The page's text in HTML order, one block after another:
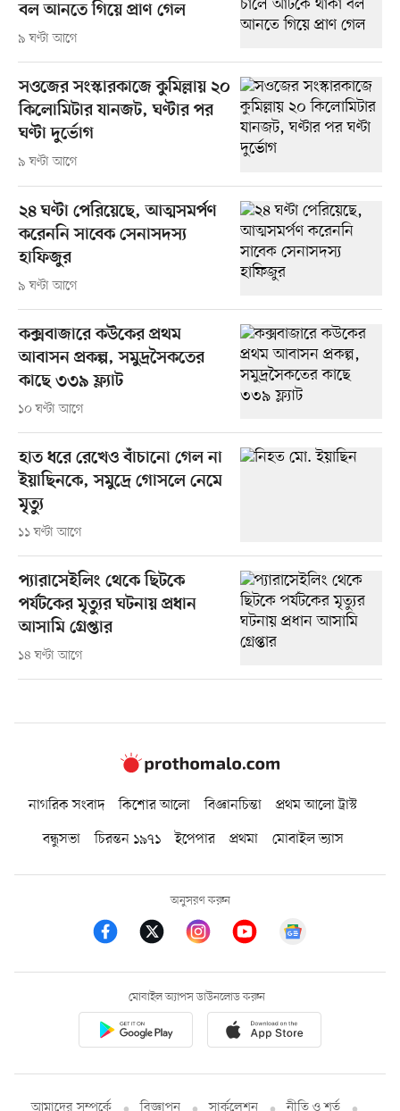
বল আনতে গিয়ে প্রাণ গেল
৯ ঘণ্টা আগে
সওজের সংস্কারকাজে কুমিল্লায় ২০
কিলোমিটার যানজট, ঘণ্টার পর
ঘণ্টা দুর্ভোগ
৯ ঘণ্টা আগে
২৪ ঘণ্টা পেরিয়েছে, আত্মসমর্পণ
করেননি সাবেক সেনাসদস্য
হাফিজুর
৯ ঘণ্টা আগে
কক্সবাজারে কউকের প্রথম
আবাসন প্রকল্প, সমুদ্রসৈকতের
কাছে ৩৩৯ ফ্ল্যাট
১০ ঘণ্টা আগে
হাত ধরে রেখেও বাঁচানো গেল না
ইয়াছিনকে, সমুদ্রে গোসলে নেমে
মৃত্যু
১১ ঘণ্টা আগে
প্যারাসেইলিং থেকে ছিটকে
পর্যটকের মৃত্যুর ঘটনায় প্রধান
আসামি গ্রেপ্তার
১৪ ঘণ্টা আগে
নাগরিক সংবাদ কিশোর আলো বিজ্ঞানচিন্তা
প্রথম আলো ট্রাস্ট
বন্ধুসভা
চিরন্তন ১৯৭১ ইপেপার প্রথমা মোবাইল ভ্যাস
অনুসরণ করুন
মোবাইল অ্যাপস ডাউনলোড করুন